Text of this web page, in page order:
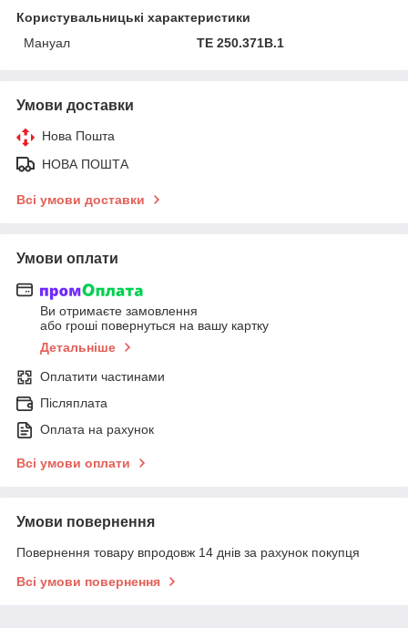
Користувальницькі характеристики
Мануал
ТЕ 250.371В.1
Умови доставки
Нова Пошта
НОВА ПОШТА
Всі умови доставки
Умови оплати
Ви отримаєте замовлення
або гроші повернуться на вашу картку
Детальніше
Оплатити частинами
Післяплата
Оплата на рахунок
Всі умови оплати
Умови повернення
Повернення товару впродовж 14 днів за рахунок покупця
Всі умови повернення